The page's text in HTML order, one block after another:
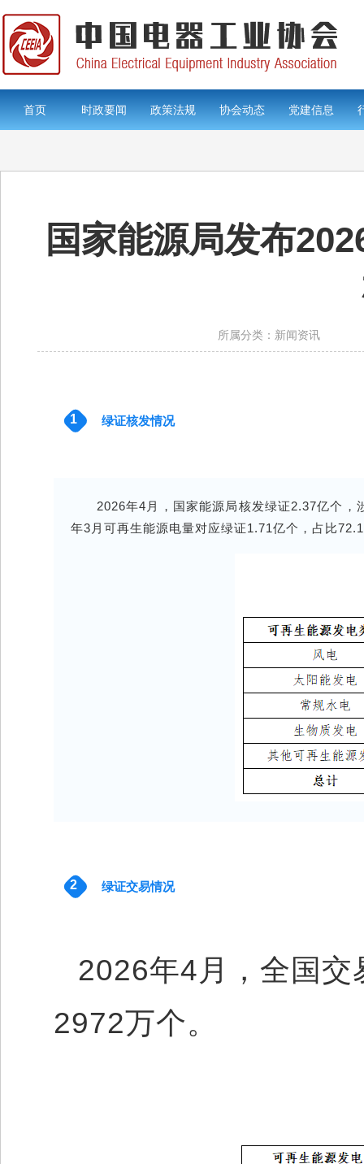
首页 时政要闻 政策法规 协会动态 党建信息
国家能源局发布
所属分类：新闻资讯
1 绿证核发情况
2026年4月，国家能源局核发绿证2.37亿个
年3月可再生能源电量对应绿证1.71亿个，占比
2 绿证交易情况
2026年4月，全国
2972万个。